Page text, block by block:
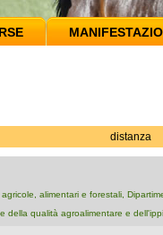
distanza
alimentari e forestali,
della qualità agroalimentare e